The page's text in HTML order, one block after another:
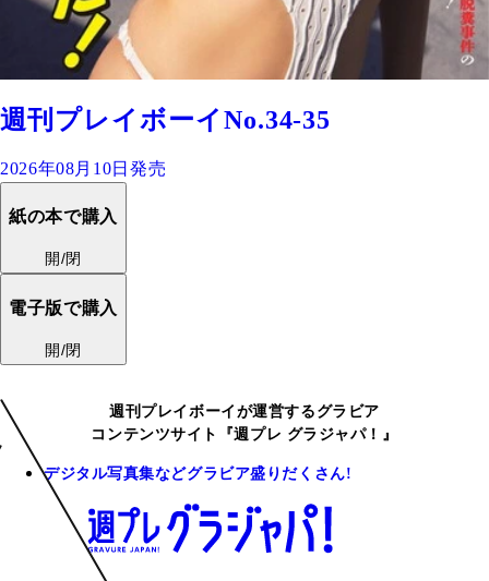
週刊プレイボーイNo.34-35
2026年08月10日発売
紙の本で購入
開/閉
電子版で購入
開/閉
週刊プレイボーイが運営するグラビア
コンテンツサイト『週プレ グラジャパ！』
デジタル写真集などグラビア盛りだくさん!